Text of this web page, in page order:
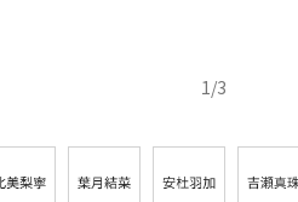
1/3